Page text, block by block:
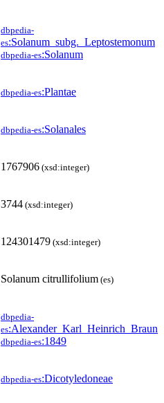
dbpedia-
es:Solanum_subg._Leptostemonum
dbpedia-es:Solanum
dbpedia-es:Plantae
dbpedia-es:Solanales
1767906 (xsd:integer)
3744 (xsd:integer)
124301479 (xsd:integer)
Solanum citrullifolium (es)
dbpedia-
es:Alexander_Karl_Heinrich_Braun
dbpedia-es:1849
dbpedia-es:Dicotyledoneae